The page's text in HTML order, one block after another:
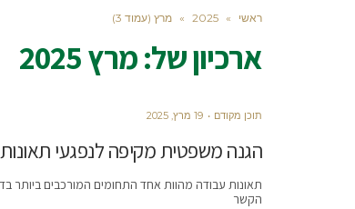
ראשי »
2025
» מרץ (עמוד 3)
ארכיון של:מרץ 2025
תוכן מקודם 19 מרץ, 2025
הגנה משפטית מקיפה לנפגעי
תאונות עבודה מהוות אחד התחומים המורכבים ביותר
הקשר